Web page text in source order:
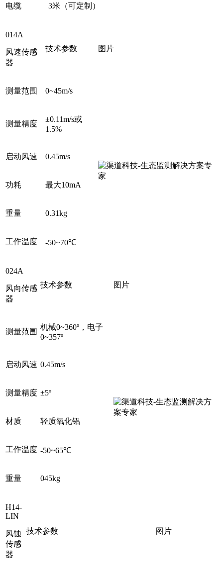
电缆 3米（可定制）
014A
风速传感
器
技术参数 图片
测量范围 0~45m/s
测量精度
±0.11m/s或
1.5%
启动风速 0.45m/s
功耗 最大10mA
重量 0.31kg
工作温度 -50~70℃
024A
风向传感
器
技术参数 图片
测量范围
机械0~360º，电子
0~357º
启动风速 0.45m/s
测量精度 ±5º
材质 轻质氧化铝
工作温度 -50~65℃
重量 045kg
H14-
LIN
风蚀
传感
器
技术参数 图片